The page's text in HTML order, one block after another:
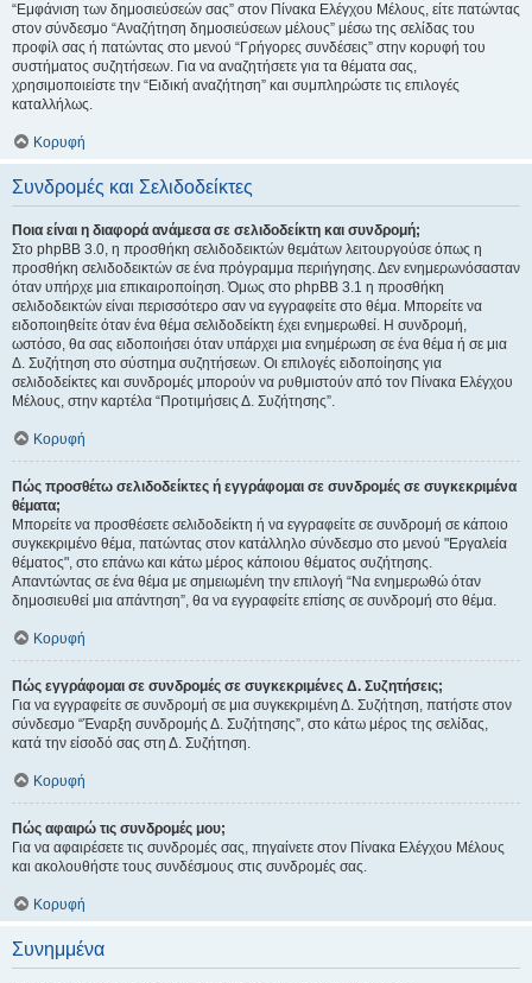
“Εμφάνιση των δημοσιεύσεών σας” στον Πίνακα Ελέγχου Μέλους, είτε πατώντας
στον σύνδεσμο “Αναζήτηση δημοσιεύσεων μέλους” μέσω της σελίδας του
προφίλ σας ή πατώντας στο μενού “Γρήγορες συνδέσεις” στην κορυφή του
συστήματος συζητήσεων. Για να αναζητήσετε για τα θέματα σας,
χρησιμοποιείστε την “Ειδική αναζήτηση” και συμπληρώστε τις επιλογές
καταλλήλως.
Κορυφή
Συνδρομές και Σελιδοδείκτες
Ποια είναι η διαφορά ανάμεσα σε σελιδοδείκτη και συνδρομή;
Στο phpBB 3.0, η προσθήκη σελιδοδεικτών θεμάτων λειτουργούσε όπως η
προσθήκη σελιδοδεικτών σε ένα πρόγραμμα περιήγησης. Δεν ενημερωνόσασταν
όταν υπήρχε μια επικαιροποίηση. Όμως στο phpBB 3.1 η προσθήκη
σελιδοδεικτών είναι περισσότερο σαν να εγγραφείτε στο θέμα. Μπορείτε να
ειδοποιηθείτε όταν ένα θέμα σελιδοδείκτη έχει ενημερωθεί. Η συνδρομή,
ωστόσο, θα σας ειδοποιήσει όταν υπάρχει μια ενημέρωση σε ένα θέμα ή σε μια
Δ. Συζήτηση στο σύστημα συζητήσεων. Οι επιλογές ειδοποίησης για
σελιδοδείκτες και συνδρομές μπορούν να ρυθμιστούν από τον Πίνακα Ελέγχου
Μέλους, στην καρτέλα “Προτιμήσεις Δ. Συζήτησης”.
Κορυφή
Πώς προσθέτω σελιδοδείκτες ή εγγράφομαι σε συνδρομές σε συγκεκριμένα
θέματα;
Μπορείτε να προσθέσετε σελιδοδείκτη ή να εγγραφείτε σε συνδρομή σε κάποιο
συγκεκριμένο θέμα, πατώντας στον κατάλληλο σύνδεσμο στο μενού "Εργαλεία
θέματος", στο επάνω και κάτω μέρος κάποιου θέματος συζήτησης.
Απαντώντας σε ένα θέμα με σημειωμένη την επιλογή “Να ενημερωθώ όταν
δημοσιευθεί μια απάντηση”, θα να εγγραφείτε επίσης σε συνδρομή στο θέμα.
Κορυφή
Πώς εγγράφομαι σε συνδρομές σε συγκεκριμένες Δ. Συζητήσεις;
Για να εγγραφείτε σε συνδρομή σε μια συγκεκριμένη Δ. Συζήτηση, πατήστε στον
σύνδεσμο “Έναρξη συνδρομής Δ. Συζήτησης”, στο κάτω μέρος της σελίδας,
κατά την είσοδό σας στη Δ. Συζήτηση.
Κορυφή
Πώς αφαιρώ τις συνδρομές μου;
Για να αφαιρέσετε τις συνδρομές σας, πηγαίνετε στον Πίνακα Ελέγχου Μέλους
και ακολουθήστε τους συνδέσμους στις συνδρομές σας.
Κορυφή
Συνημμένα